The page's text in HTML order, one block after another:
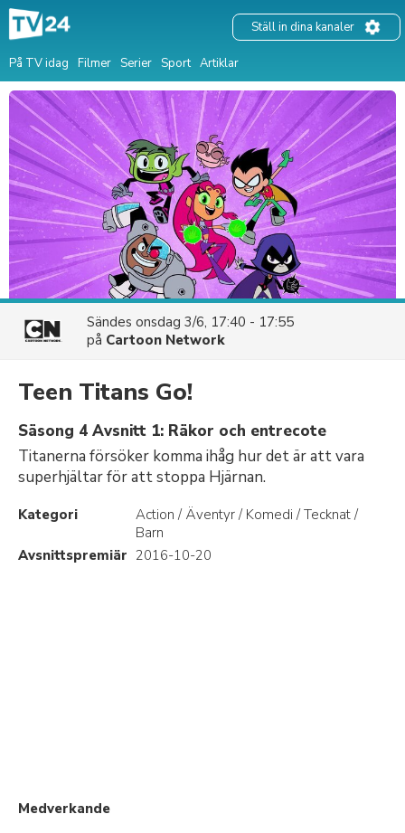
På TV idag Filmer Serier Sport Artiklar
Ställ in dina kanaler
Sändes onsdag 3/6, 17:40 - 17:55
på Cartoon Network
Teen Titans Go!
Säsong 4 Avsnitt 1: Räkor och entrecote
Titanerna försöker komma ihåg hur det är att vara
superhjältar för att stoppa Hjärnan.
Kategori
Action / Äventyr / Komedi / Tecknat /
Barn
Avsnittspremiär 2016-10-20
Medverkande